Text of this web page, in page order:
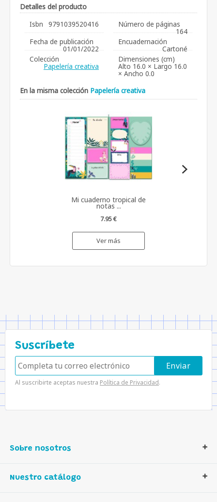
Detalles del producto
Isbn
9791039520416
Fecha de publicación
01/01/2022
Colección
Papelería creativa
Número de páginas
164
Encuadernación
Cartoné
Dimensiones (cm)
Alto 16.0 × Largo 16.0
× Ancho 0.0
En la misma colección Papelería creativa
Mi cuaderno tropical de
notas ...
7.95 €
Ver más
Suscríbete
Al suscribirte aceptas nuestra Política de Privacidad.
Sobre nosotros
Quiénes somos
Nuestro catálogo